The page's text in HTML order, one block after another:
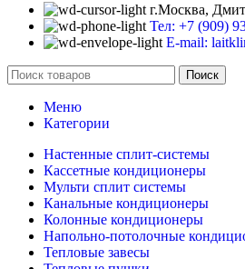
г.Москва,
Тел: +7 (909)
E-mail:
Поиск
Меню
Категории
Настенные сплит-системы
Кассетные кондиционеры
Мульти сплит системы
Канальные кондиционеры
Колонные кондиционеры
Напольно-потолочные
Тепловые завесы